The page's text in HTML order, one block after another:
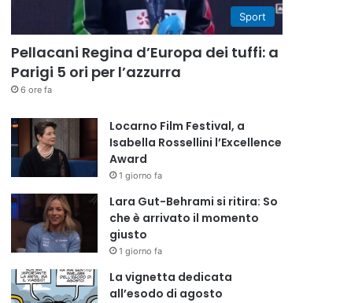
Sport
Pellacani Regina d’Europa dei tuffi: a
Parigi 5 ori per l’azzurra
6 ore fa
Locarno Film Festival, a
Isabella Rossellini l’Excellence
Award
1 giorno fa
Lara Gut-Behrami si ritira: So
che è arrivato il momento
giusto
1 giorno fa
La vignetta dedicata
all’esodo di agosto